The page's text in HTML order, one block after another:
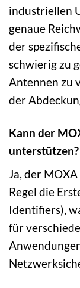
industriellen
genaue
der
schwierig zu
Antennen zu
der
Kann der
unterstützen?
Ja, der
Regel die
Identifiers),
für